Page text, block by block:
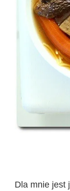
Dla mnie jest